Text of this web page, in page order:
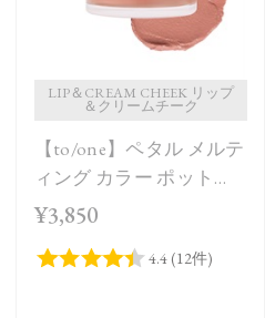
LIP＆CREAM CHEEK リップ
＆クリームチーク
【to/one】ペタル メルテ
ィング カラー ポット
［EX01～EX04］＜限定
Collection＞
¥3,850